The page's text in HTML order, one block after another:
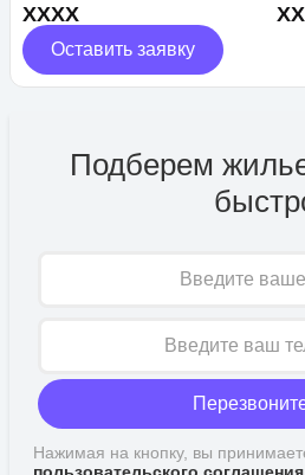
XXXX
Оставить заявку
Подберем
Нажимая на кнопку, вы